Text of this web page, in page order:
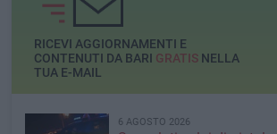
e degli interventi ancora da
completare»
RICEVI AGGIORNAMENTI E
CONTENUTI DA BARI GRATISNELLA
TUA E-MAIL
6 AGOSTO 2026